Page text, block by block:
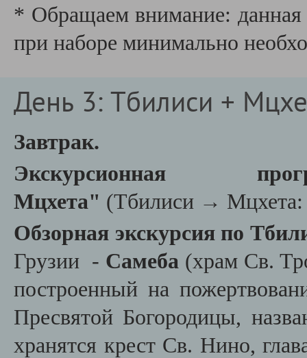
* Обращаем внимание: данная
при наборе минимально
День 3: Тбилиси +
Завтрак.
Экскурсионная
Мцхета" (Тбилиси →
Обзорная экскурсия по
Грузии - Самеба(храм Св.
построенный на
Пресвятой Богородицы,
хранятся крест Св. Нино,